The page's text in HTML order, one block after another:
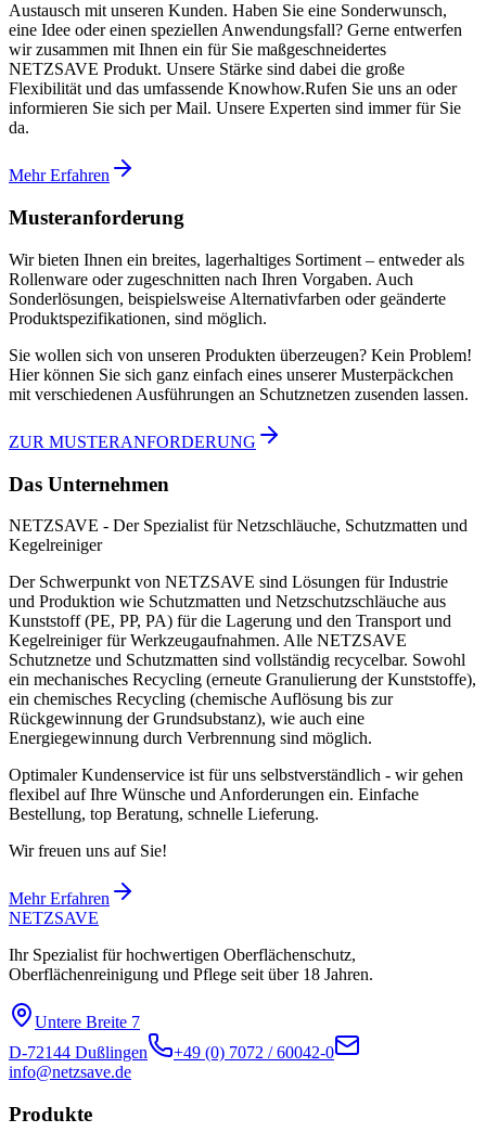
Austausch mit unseren Kunden. Haben Sie eine Sonderwunsch,
eine Idee oder einen speziellen Anwendungsfall? Gerne entwerfen
wir zusammen mit Ihnen ein für Sie maßgeschneidertes
NETZSAVE Produkt. Unsere Stärke sind dabei die große
Flexibilität und das umfassende Knowhow.Rufen Sie uns an oder
informieren Sie sich per Mail. Unsere Experten sind immer für Sie
da.
Mehr Erfahren
Musteranforderung
Wir bieten Ihnen ein breites, lagerhaltiges Sortiment – entweder als
Rollenware oder zugeschnitten nach Ihren Vorgaben. Auch
Sonderlösungen, beispielsweise Alternativfarben oder geänderte
Produktspezifikationen, sind möglich.
Sie wollen sich von unseren Produkten überzeugen? Kein Problem!
Hier können Sie sich ganz einfach eines unserer Musterpäckchen
mit verschiedenen Ausführungen an Schutznetzen zusenden lassen.
ZUR MUSTERANFORDERUNG
Das Unternehmen
NETZSAVE - Der Spezialist für Netzschläuche, Schutzmatten und
Kegelreiniger
Der Schwerpunkt von NETZSAVE sind Lösungen für Industrie
und Produktion wie Schutzmatten und Netzschutzschläuche aus
Kunststoff (PE, PP, PA) für die Lagerung und den Transport und
Kegelreiniger für Werkzeugaufnahmen. Alle NETZSAVE
Schutznetze und Schutzmatten sind vollständig recycelbar. Sowohl
ein mechanisches Recycling (erneute Granulierung der Kunststoffe),
ein chemisches Recycling (chemische Auflösung bis zur
Rückgewinnung der Grundsubstanz), wie auch eine
Energiegewinnung durch Verbrennung sind möglich.
Optimaler Kundenservice ist für uns selbstverständlich - wir gehen
flexibel auf Ihre Wünsche und Anforderungen ein. Einfache
Bestellung, top Beratung, schnelle Lieferung.
Wir freuen uns auf Sie!
Mehr Erfahren
NETZSAVE
Ihr Spezialist für hochwertigen Oberflächenschutz,
Oberflächenreinigung und Pflege seit über 18 Jahren.
Untere Breite 7
D-72144 Dußlingen
+49 (0) 7072 / 60042-0
info@netzsave.de
Produkte